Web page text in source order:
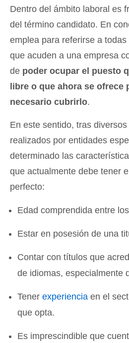
Dentro del ámbito laboral es
del término candidato. En
emplea para referirse a
que acuden a una empresa
de poder ocupar el puesto
libre o que ahora se ofrece
necesario cubrirlo.
En este sentido, tras
realizados por entidades
determinado las
que actualmente debe tener
perfecto:
Edad comprendida entre
Estar en posesión de una
Contar con títulos que
de idiomas, especialmente
Tenerexperiencia en el
que opta.
Es imprescindible que